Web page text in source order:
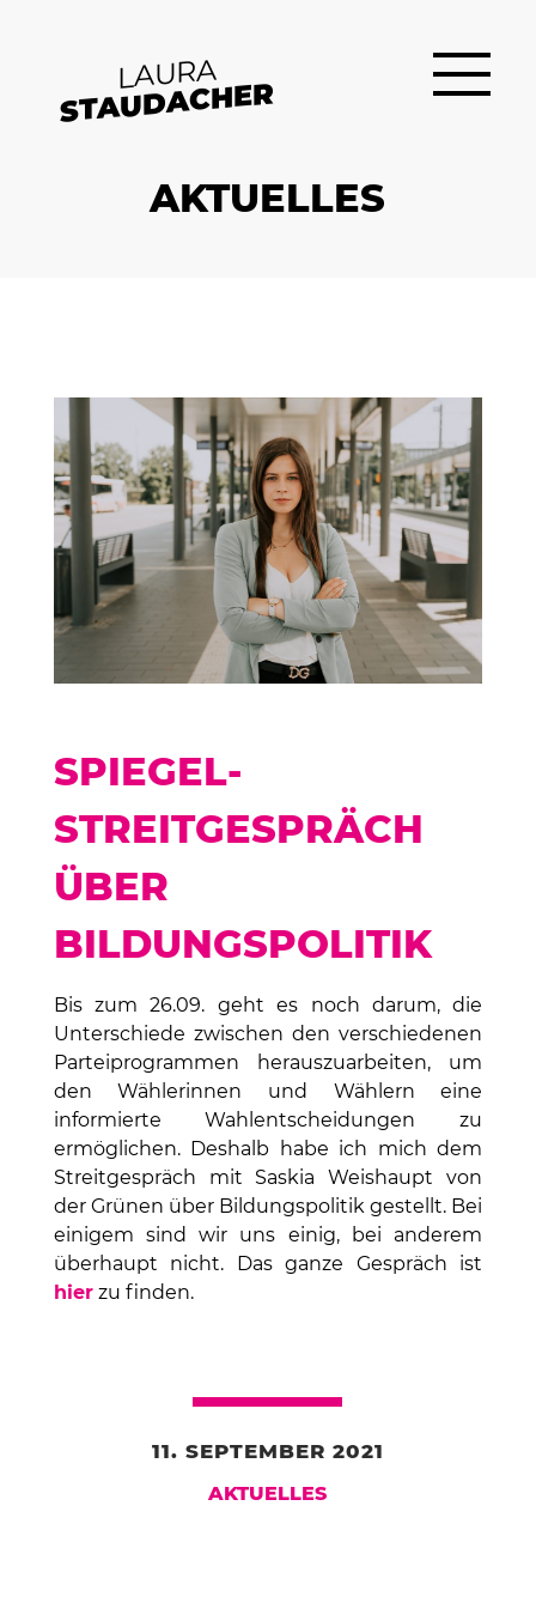
LAURA
STAUDACHER
AKTUELLES
SPIEGEL-
STREITGESPRÄCH
ÜBER
BILDUNGSPOLITIK
Bis zum 26.09. geht es noch darum, die
Unterschiede zwischen den verschiedenen
Parteiprogrammen herauszuarbeiten, um
den Wählerinnen und Wählern eine
informierte Wahlentscheidungen zu
ermöglichen. Deshalb habe ich mich dem
Streitgespräch mit Saskia Weishaupt von
der Grünen über Bildungspolitik gestellt. Bei
einigem sind wir uns einig, bei anderem
überhaupt nicht. Das ganze Gespräch ist
hierzu finden.
11. SEPTEMBER 2021
AKTUELLES